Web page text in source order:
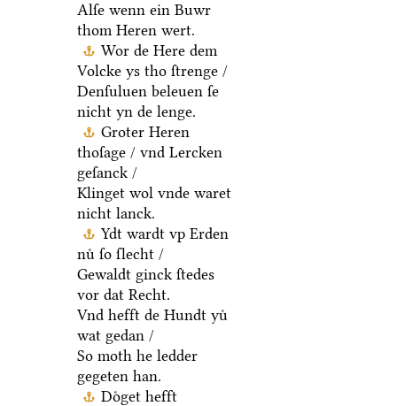
Alſe wenn ein Buwr
thom Heren wert.
Wor de Here dem
Volcke ys tho ſtrenge /
Denſuluen beleuen ſe
nicht yn de lenge.
Groter Heren
thoſage / vnd Lercken
geſanck /
Klinget wol vnde waret
nicht lanck.
Ydt wardt vp Erden
nuͤ ſo ſlecht /
Gewaldt ginck ſtedes
vor dat Recht.
Vnd hefft de Hundt yuͤ
wat gedan /
So moth he ledder
gegeten han.
Doͤget hefft